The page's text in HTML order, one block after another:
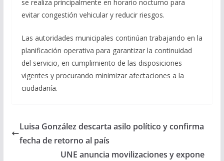
se realiza principalmente en horario nocturno para
evitar congestión vehicular y reducir riesgos.
Las autoridades municipales continúan trabajando en la
planificación operativa para garantizar la continuidad
del servicio, en cumplimiento de las disposiciones
vigentes y procurando minimizar afectaciones a la
ciudadanía.
Luisa González descarta asilo político y confirma
fecha de retorno al país
UNE anuncia movilizaciones y expone